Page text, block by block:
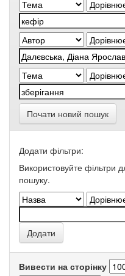
Почати новий пошук
Додати фільтри:
Використовуйте фільтри
пошуку.
Вивести на сторінку